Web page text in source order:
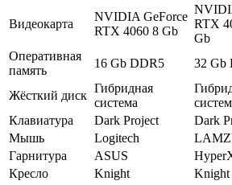
Видеокарта
NVIDIA GeForce
RTX 4060 8 Gb
RTX
Gb
Оперативная
память
16 Gb DDR5 32 Gb
Жёсткий диск
Гибридная
система
Клавиатура
Dark Project Dark
Мышь
Logitech
Гарнитура
ASUS
Кресло
Knight Knight